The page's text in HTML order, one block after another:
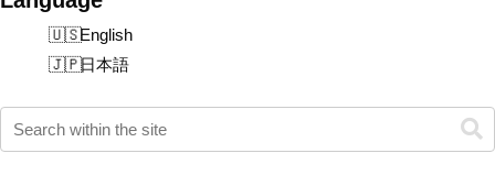
English
日本語